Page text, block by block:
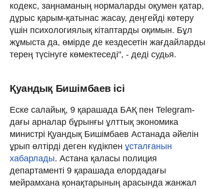
кодекс, заңнаманың нормаларды оқумен қатар,
дұрыс қарым-қатынас жасау, деңгейді көтеру
үшін психологиялық кітаптарды оқимын. Бұл
жұмыста да, өмірде де кездесетін жағдайларды
терең түсінуге көмектеседі", - деді судья.
Қуандық Бишімбаев ісі
Еске салайық, 9 қарашада БАҚ пен Telegram-
дағы арналар бұрынғы ұлттық экономика
министрі Қуандық Бишімбаев Астанада әйелін
ұрып өлтірді деген күдікпен ұсталғанын
хабарлады. Астана қаласы полиция
департаменті 9 қарашада елордадағы
мейрамхана қонақтарының арасында жанжал